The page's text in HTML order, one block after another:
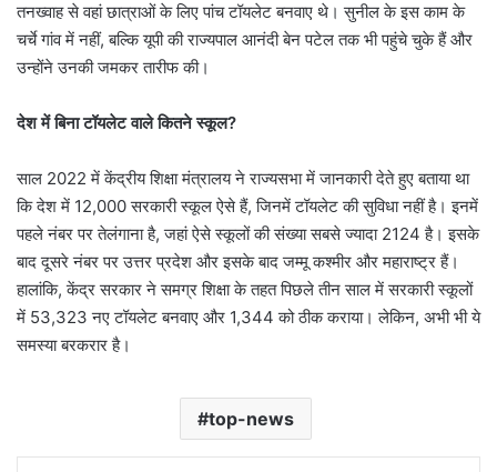
तनख्वाह से वहां छात्राओं के लिए पांच टॉयलेट बनवाए थे। सुनील के इस काम के
चर्चे गांव में नहीं, बल्कि यूपी की राज्यपाल आनंदी बेन पटेल तक भी पहुंचे चुके हैं और
उन्होंने उनकी जमकर तारीफ की।
देश में बिना टॉयलेट वाले कितने स्कूल?
साल 2022 में केंद्रीय शिक्षा मंत्रालय ने राज्यसभा में जानकारी देते हुए बताया था
कि देश में 12,000 सरकारी स्कूल ऐसे हैं, जिनमें टॉयलेट की सुविधा नहीं है। इनमें
पहले नंबर पर तेलंगाना है, जहां ऐसे स्कूलों की संख्या सबसे ज्यादा 2124 है। इसके
बाद दूसरे नंबर पर उत्तर प्रदेश और इसके बाद जम्मू कश्मीर और महाराष्ट्र हैं।
हालांकि, केंद्र सरकार ने समग्र शिक्षा के तहत पिछले तीन साल में सरकारी स्कूलों
में 53,323 नए टॉयलेट बनवाए और 1,344 को ठीक कराया। लेकिन, अभी भी ये
समस्या बरकरार है।
top-news